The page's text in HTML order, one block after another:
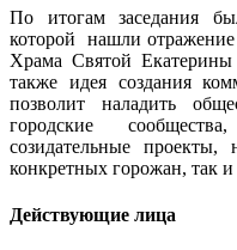
По итогам заседания
которой нашли отражение
Храма Святой Екатерины
также идея создания
позволит наладить
городские
созидательные
конкретных горожан, так
Действующие лица